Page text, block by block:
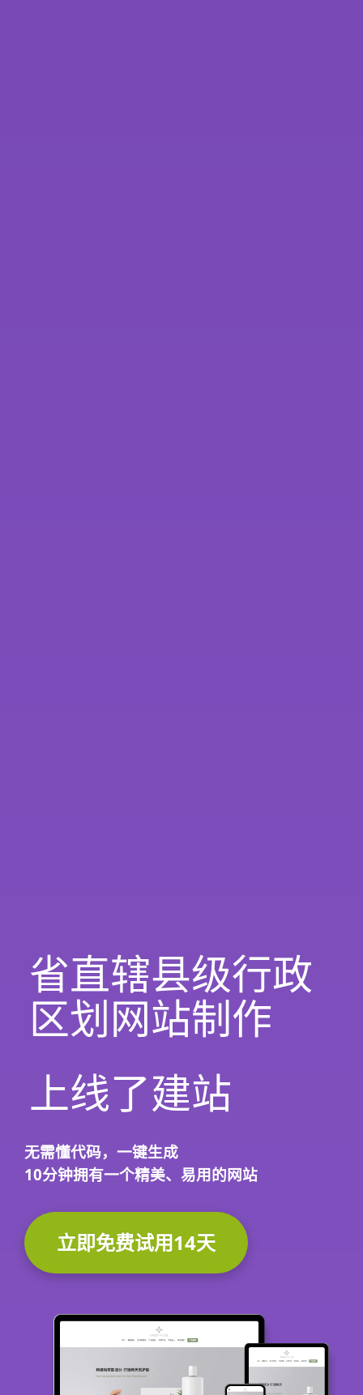
省直辖县级行政
区划网站制作
上线了建站
无需懂代码， 一键生成
10分钟拥有一个精美、易用的网站
立即免费试用14天